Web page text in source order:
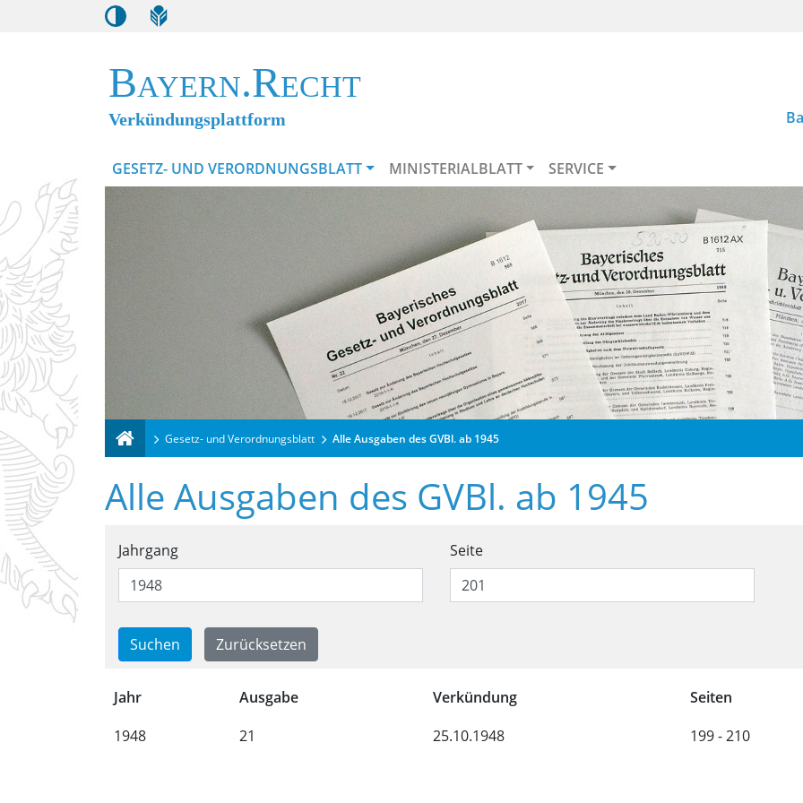
Bayern.Recht
Verkündungsplattform
GESETZ- UND VERORDNUNGSBLATT MINISTERIALBLATT SERVICE
Gesetz- und Verordnungsblatt Alle Ausgaben des GVBl. ab 1945
Alle Ausgaben des GVBl. ab 1945
Suchformular für alle Ausgaben des GVBl. ab 1945
Jahrgang Seite
Trefferliste für alle Ausgaben des GVBl. ab 1945
Jahr Ausgabe Verkündung
Seiten
1948
21 25.10.1948 199 - 210